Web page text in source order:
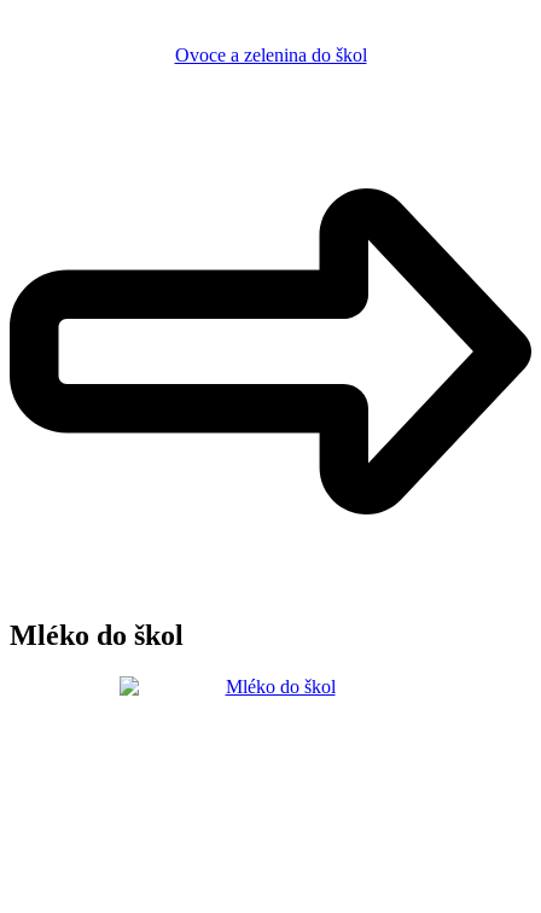
Ovoce a zelenina do škol
Mléko do škol